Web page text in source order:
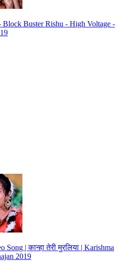
Block Buster Rishu - High Voltage -
Song | कान्हा तेरी मुरलिया | Karishma
2019